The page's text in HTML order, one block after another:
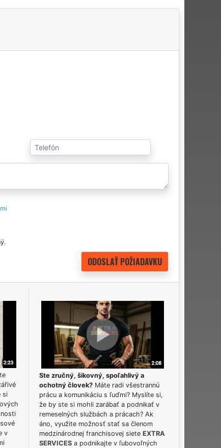
si
v
Ste zručný, šikovný, spoľahlivý a
ochotný človek? Máte radi všestrannú
prácu a komunikáciu s ľuďmi? Myslíte si,
že by ste si mohli zarábať a podnikať v
remeselných službách a prácach? Ak
áno, využite možnosť stať sa členom
medzinárodnej franchisovej sieteEXTRA
SERVICES a podnikajte v ľubovoľných